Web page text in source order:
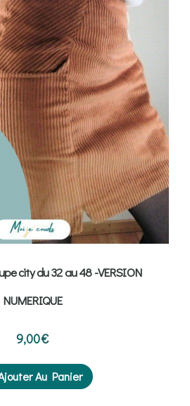
city du 32 au 48 -VERSION
NUMERIQUE
9,00€
Au Panier